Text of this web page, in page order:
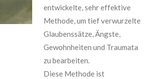
entwickelte, sehr effektive
Methode, um tief verwurzelte
Glaubenssätze, Ängste,
Gewohnheiten und Traumata
zu bearbeiten.
Diese Methode ist